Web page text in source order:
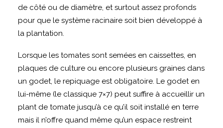
de côté ou de diamètre, et surtout assez profonds
pour que le système racinaire soit bien développé à
la plantation.
Lorsque les tomates sont semées en caissettes, en
plaques de culture ou encore plusieurs graines dans
un godet, le repiquage est obligatoire. Le godet en
lui-même (le classique 7×7) peut suffire à accueillir un
plant de tomate jusqu’à ce qu’il soit installé en terre
mais il n’offre quand même qu’un espace restreint